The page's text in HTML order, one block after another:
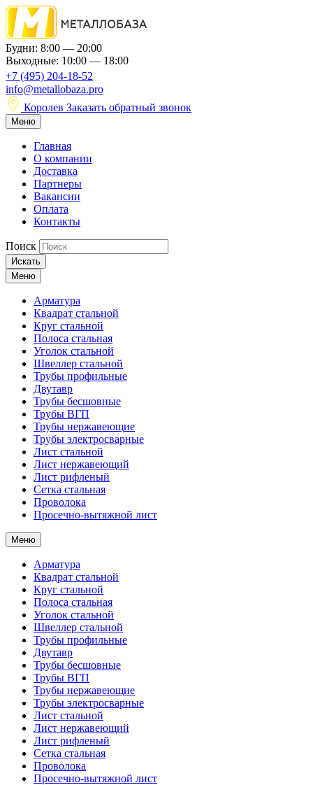
Будни: 8:00 — 20:00
Выходные: 10:00 — 18:00
+7 (495) 204-18-52
info@metallobaza.pro
Королев Заказать обратный звонок
Меню
Главная
О компании
Доставка
Партнеры
Вакансии
Оплата
Контакты
Поиск
Искать
Меню
Арматура
Квадрат стальной
Круг стальной
Полоса стальная
Уголок стальной
Швеллер стальной
Трубы профильные
Двутавр
Трубы бесшовные
Трубы ВГП
Трубы нержавеющие
Трубы электросварные
Лист стальной
Лист нержавеющий
Лист рифленый
Сетка стальная
Проволока
Просечно-вытяжной лист
Меню
Арматура
Квадрат стальной
Круг стальной
Полоса стальная
Уголок стальной
Швеллер стальной
Трубы профильные
Двутавр
Трубы бесшовные
Трубы ВГП
Трубы нержавеющие
Трубы электросварные
Лист стальной
Лист нержавеющий
Лист рифленый
Сетка стальная
Проволока
Просечно-вытяжной лист